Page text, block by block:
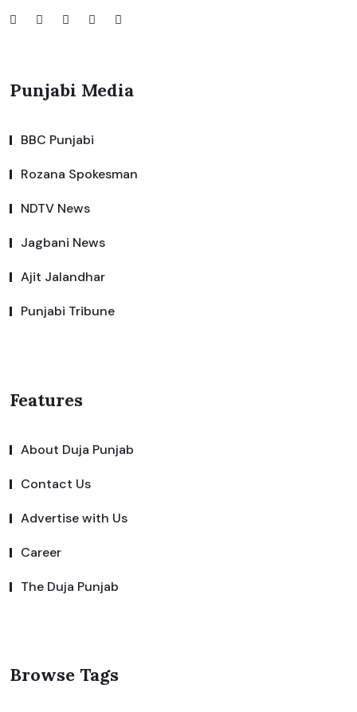
Punjabi Media
BBC Punjabi
Rozana Spokesman
NDTV News
Jagbani News
Ajit Jalandhar
Punjabi Tribune
Features
About Duja Punjab
Contact Us
Advertise with Us
Career
The Duja Punjab
Browse Tags